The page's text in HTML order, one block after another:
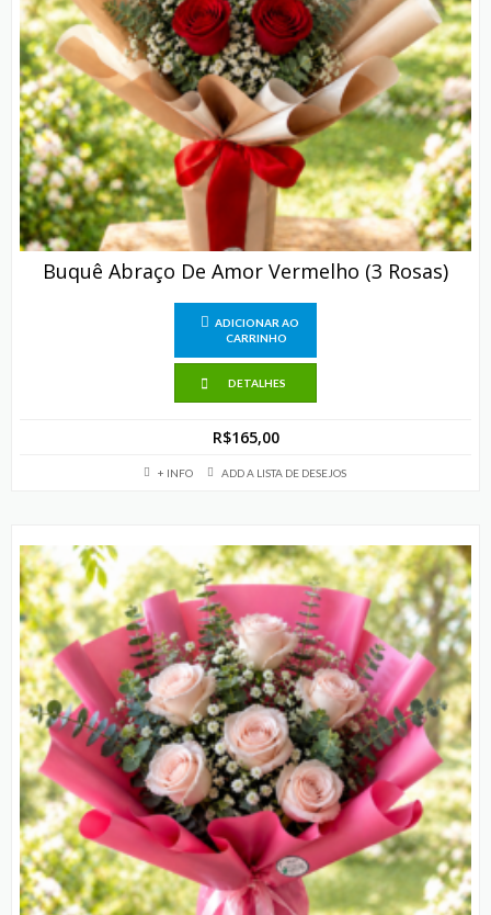
Buquê Abraço De Amor Vermelho (3 Rosas)
ADICIONAR AO
CARRINHO
DETALHES
R$165,00
+ INFO ADD A LISTA DE DESEJOS